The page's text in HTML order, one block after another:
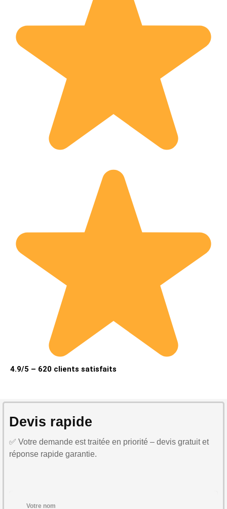
4.9/5 – 620 clients satisfaits
Devis rapide
✅ Votre demande est traitée en priorité – devis gratuit et
réponse rapide garantie.
Votre nom